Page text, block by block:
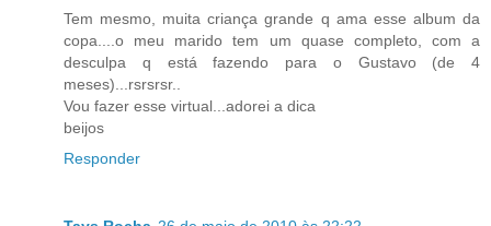
Tem mesmo, muita criança grande q ama esse album da
copa....o meu marido tem um quase completo, com a
desculpa q está fazendo para o Gustavo (de 4
meses)...rsrsrsr..
Vou fazer esse virtual...adorei a dica
beijos
Responder